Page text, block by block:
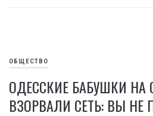
ОБЩЕСТВО
ОДЕССКИЕ БАБУШКИ
ВЗОРВАЛИ СЕТЬ: ВЫ НЕ